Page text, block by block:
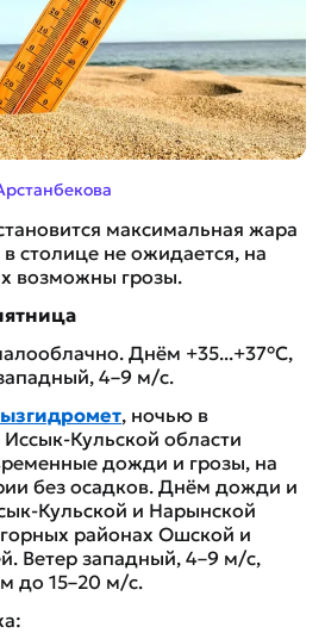
максимальная жара
столице не ожидается, на
возможны грозы.
Днём +35...+37°C,
4–9 м/с.
, ночью в
Кульской области
дожди и грозы, на
без осадков. Днём дожди и
Кульской и Нарынской
районах Ошской и
Ветер западный, 4–9 м/с,
до 15–20 м/с.